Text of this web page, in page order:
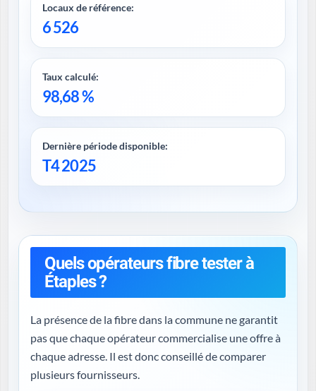
Locaux de référence:
6 526
Taux calculé:
98,68 %
Dernière période disponible:
T4 2025
Quels opérateurs fibre tester à
Étaples ?
La présence de la fibre dans la commune ne garantit
pas que chaque opérateur commercialise une offre à
chaque adresse. Il est donc conseillé de comparer
plusieurs fournisseurs.